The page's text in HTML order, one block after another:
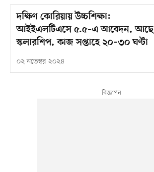
দক্ষিণ কোরিয়ায় উচ্চশিক্ষা:
আইইএলটিএসে ৫.৫–এ আবেদন, আছে
স্কলারশিপ, কাজ সপ্তাহে ২০–৩০ ঘণ্টা
০২ নভেম্বর ২০২৪